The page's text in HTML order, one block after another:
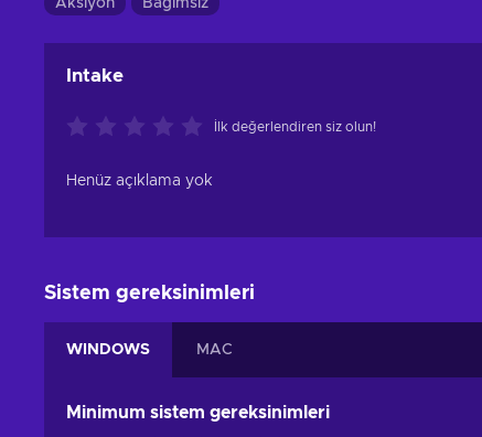
Aksiyon Bağımsız
Intake
İlk değerlendiren siz olun!
Henüz açıklama yok
Sistem gereksinimleri
WINDOWS MAC
Minimum sistem gereksinimleri